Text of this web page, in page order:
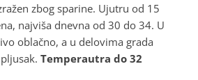
zbog sparine. Ujutru od 15
najviša dnevna od 30 do 34. U
oblačno, a u delovima grada
Temperautra do 32